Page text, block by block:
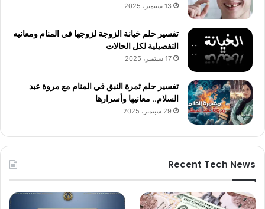
13 سبتمبر، 2025
تفسير حلم خيانة الزوجة لزوجها في المنام ومعانيه
التفصيلية لكل الحالات
17 سبتمبر، 2025
تفسير حلم ثمرة النبق في المنام مع مروة عبد
السلام.. معانيها وأسرارها
29 سبتمبر، 2025
Recent Tech News